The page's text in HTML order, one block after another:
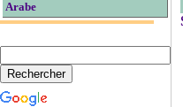
Arabe